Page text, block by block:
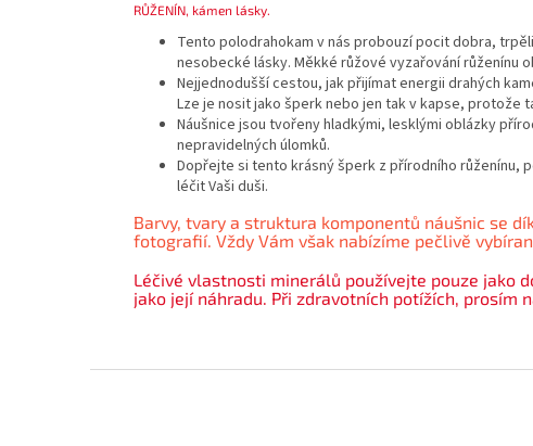
RŮŽENÍN , kámen lásky.
Tento polodrahokam v nás probouzí pocit dobra,
nesobecké lásky. Měkké růžové vyzařování růženínu
Nejjednodušší cestou, jak přijímat energii drahých
Lze je nosit jako šperk nebo jen tak v kapse, protože
Náušnice jsou tvořeny hladkými, lesklými oblázky
nepravidelných úlomků.
Dopřejte si tento krásný šperk z přírodního růženínu,
léčit Vaši duši.
Barvy, tvary a struktura komponentů náušnic se
fotografií. Vždy Vám však nabízíme pečlivě
Léčivé vlastnosti minerálů používejte pouze jako
jako její náhradu. Při zdravotních potížích, prosím